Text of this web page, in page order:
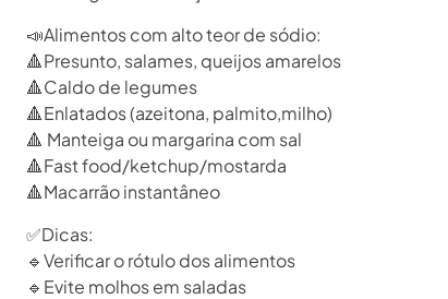
📣Alimentos com alto teor de sódio:
🔺Presunto, salames, queijos amarelos
🔺Caldo de legumes
🔺Enlatados (azeitona, palmito,milho)
🔺 Manteiga ou margarina com sal
🔺Fast food/ketchup/mostarda
🔺Macarrão instantâneo
✅Dicas:
🔹Verificar o rótulo dos alimentos
🔹Evite molhos em saladas